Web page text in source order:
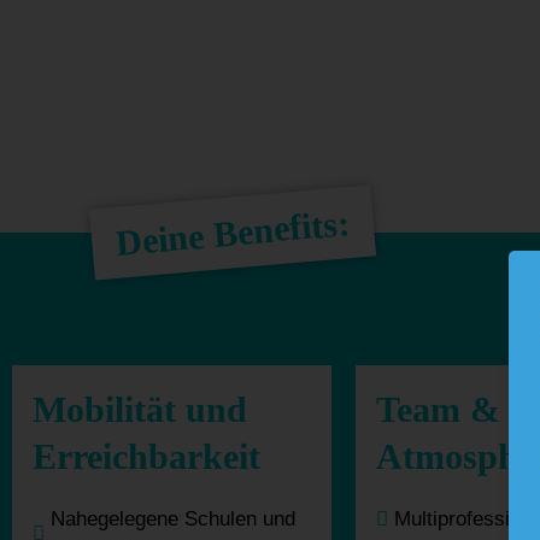
Deine Benefits:
Mobilität und
Erreichbarkeit
Nahegelegene Schulen und
Team &